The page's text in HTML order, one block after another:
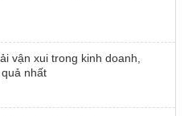
vận xui trong kinh doanh,
nhất